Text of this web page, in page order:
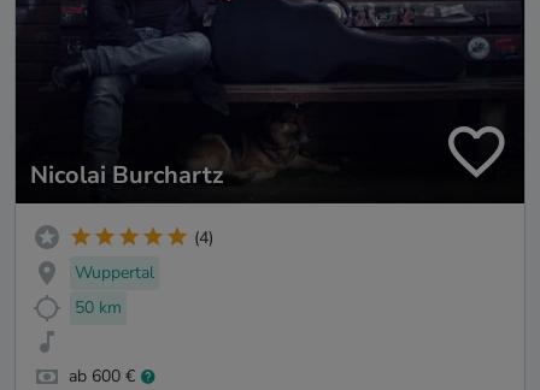
Nicolai Burchartz
(4)
Wuppertal
50 km
ab 600 €